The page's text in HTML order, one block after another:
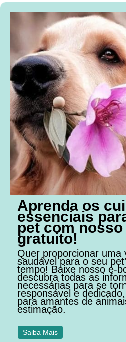
Aprenda os
essenciais
pet com
gratuito!
Quer proporcionar uma
saudável para o seu
tempo! Baixe nosso e-
descubra todas as
necessárias para se
responsável e
para amantes de
estimação.
Saiba Mais